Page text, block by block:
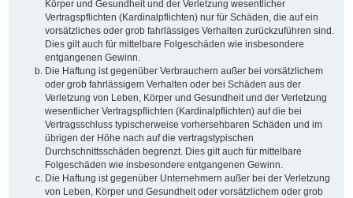
Körper und Gesundheit und der Verletzung wesentlicher
Vertragspflichten (Kardinalpflichten) nur für Schäden, die auf ein
vorsätzliches oder grob fahrlässiges Verhalten zurückzuführen sind.
Dies gilt auch für mittelbare Folgeschäden wie insbesondere
entgangenen Gewinn.
Die Haftung ist gegenüber Verbrauchern außer bei vorsätzlichem
oder grob fahrlässigem Verhalten oder bei Schäden aus der
Verletzung von Leben, Körper und Gesundheit und der Verletzung
wesentlicher Vertragspflichten (Kardinalpflichten) auf die bei
Vertragsschluss typischerweise vorhersehbaren Schäden und im
übrigen der Höhe nach auf die vertragstypischen
Durchschnittsschäden begrenzt. Dies gilt auch für mittelbare
Folgeschäden wie insbesondere entgangenen Gewinn.
Die Haftung ist gegenüber Unternehmern außer bei der Verletzung
von Leben, Körper und Gesundheit oder vorsätzlichem oder grob